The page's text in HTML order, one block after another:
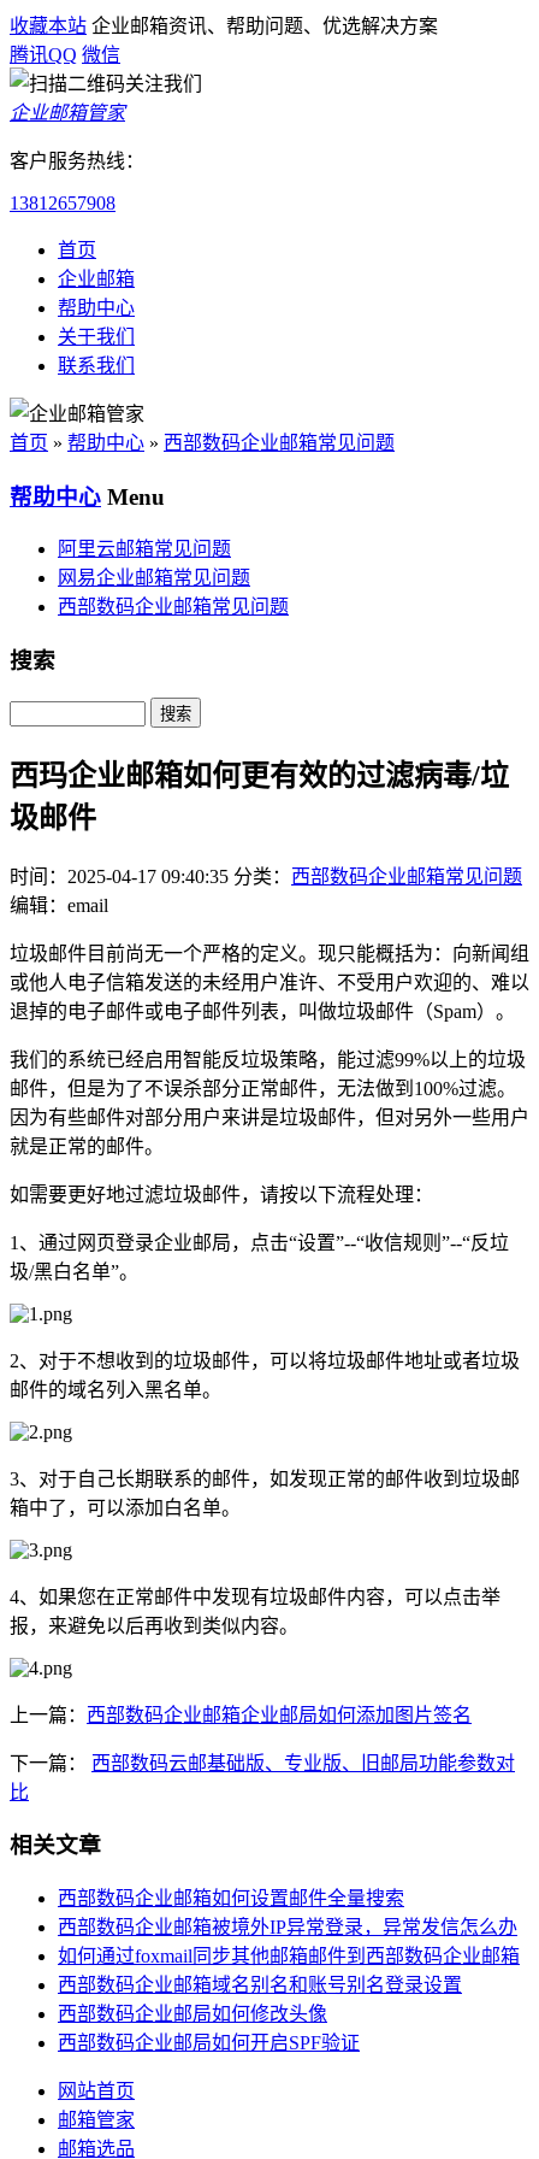
收藏本站 企业邮箱资讯、帮助问题、优选解决方案
腾讯QQ 微信
企业邮箱管家
客户服务热线：
13812657908
首页
企业邮箱
帮助中心
关于我们
联系我们
首页 » 帮助中心 » 西部数码企业邮箱常见问题
帮助中心 Menu
阿里云邮箱常见问题
网易企业邮箱常见问题
西部数码企业邮箱常见问题
搜索
Search
西玛企业邮箱如何更有效的过滤病毒/垃
圾邮件
时间：2025-04-17 09:40:35 分类： 西部数码企业邮箱常见问题
编辑：email
垃圾邮件目前尚无一个严格的定义。现只能概括为：向新闻组
或他人电子信箱发送的未经用户准许、不受用户欢迎的、难以
退掉的电子邮件或电子邮件列表，叫做垃圾邮件（Spam）。
我们的系统已经启用智能反垃圾策略，能过滤99%以上的垃圾
邮件，但是为了不误杀部分正常邮件，无法做到100%过滤。
因为有些邮件对部分用户来讲是垃圾邮件，但对另外一些用户
就是正常的邮件。
如需要更好地过滤垃圾邮件，请按以下流程处理：
1、通过网页登录企业邮局，点击“设置”--“收信规则”--“反垃
圾/黑白名单”。
2、对于不想收到的垃圾邮件，可以将垃圾邮件地址或者垃圾
邮件的域名列入黑名单。
3、对于自己长期联系的邮件，如发现正常的邮件收到垃圾邮
箱中了，可以添加白名单。
4、如果您在正常邮件中发现有垃圾邮件内容，可以点击举
报，来避免以后再收到类似内容。
上一篇： 西部数码企业邮箱企业邮局如何添加图片签名
下一篇： 西部数码云邮基础版、专业版、旧邮局功能参数对
比
相关文章
西部数码企业邮箱如何设置邮件全量搜索
西部数码企业邮箱被境外IP异常登录，异常发信怎么办
如何通过foxmail同步其他邮箱邮件到西部数码企业邮箱
西部数码企业邮箱域名别名和账号别名登录设置
西部数码企业邮局如何修改头像
西部数码企业邮局如何开启SPF验证
网站首页
邮箱管家
邮箱选品